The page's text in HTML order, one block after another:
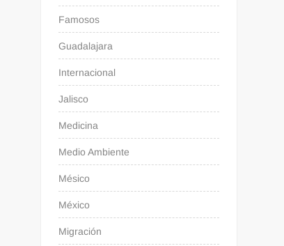
Famosos
Guadalajara
Internacional
Jalisco
Medicina
Medio Ambiente
Mésico
México
Migración